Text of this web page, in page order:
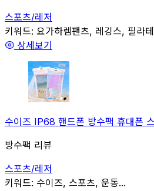
스포츠/레저
관련
키워드: 요가하렘팬츠, 레깅스, 필라
상세보기
수이즈 IP68 핸드폰 방수팩 휴대폰
방수팩 리뷰
스포츠/레저
관련
키워드: 수이즈, 스포츠, 운동...